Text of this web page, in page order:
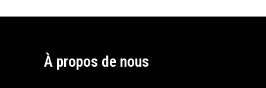
À propos de nous